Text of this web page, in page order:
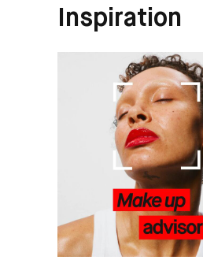
Inspiration